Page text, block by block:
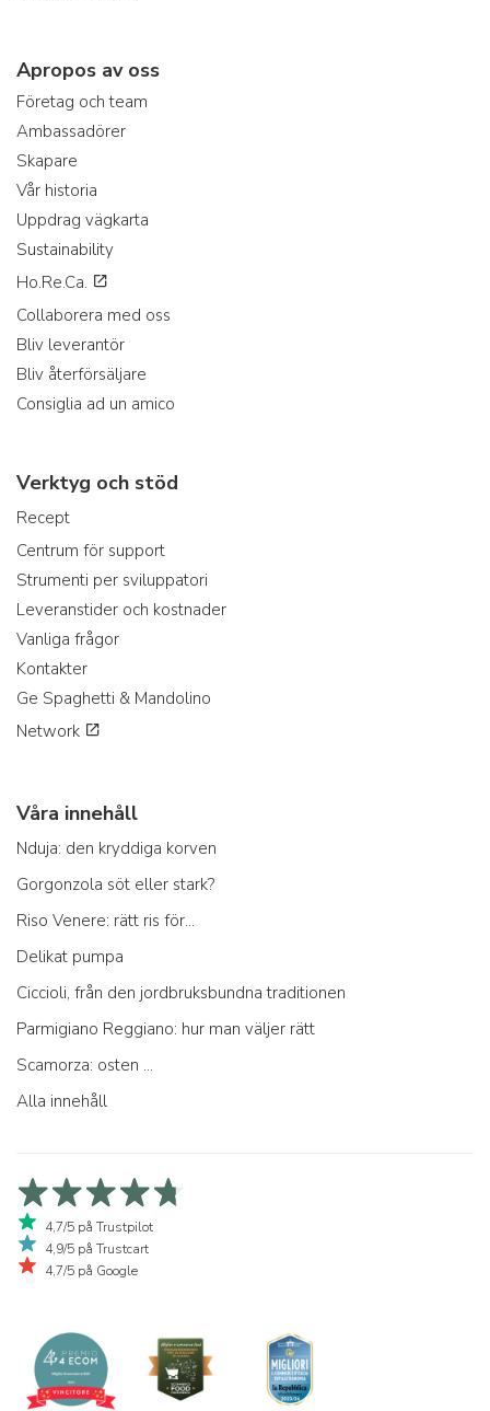
Apropos av oss
Företag och team
Ambassadörer
Skapare
Vår historia
Uppdrag vägkarta
Sustainability
Ho.Re.Ca.
Collaborera med oss
Bliv leverantör
Bliv återförsäljare
Consiglia ad un amico
Verktyg och stöd
Recept
Centrum för support
Strumenti per sviluppatori
Leveranstider och kostnader
Vanliga frågor
Kontakter
Ge Spaghetti & Mandolino
Network
Våra innehåll
Nduja: den kryddiga korven
Gorgonzola söt eller stark?
Riso Venere: rätt ris för...
Delikat pumpa
Ciccioli, från den jordbruksbundna traditionen
Parmigiano Reggiano: hur man väljer rätt
Scamorza: osten ...
Alla innehåll
4,7/5 på Trustpilot
4,9/5 på Trustcart
4,7/5 på Google